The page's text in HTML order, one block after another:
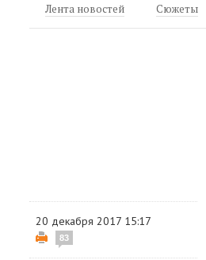
Лента новостей Сюжеты
20 декабря 2017 15:17
83